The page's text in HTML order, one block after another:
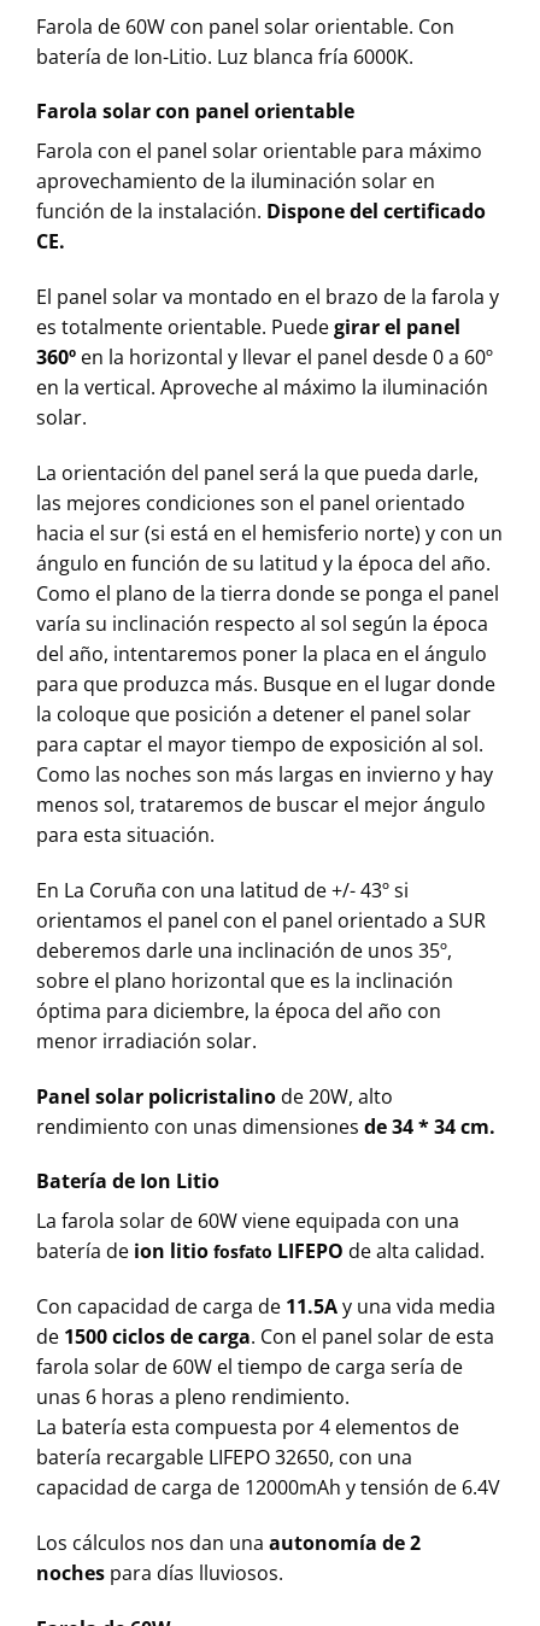
Farola de 60W con panel solar orientable. Con
batería de Ion-Litio. Luz blanca fría 6000K.
Farola solar con panel orientable
Farola con el panel solar orientable para máximo
aprovechamiento de la iluminación solar en
función de la instalación. Dispone del certificado
CE.
El panel solar va montado en el brazo de la farola y
es totalmente orientable. Puedegirar el panel
360º en la horizontal y llevar el panel desde 0 a 60º
en la vertical. Aproveche al máximo la iluminación
solar.
La orientación del panel será la que pueda darle,
las mejores condiciones son el panel orientado
hacia el sur (si está en el hemisferio norte) y con un
ángulo en función de su latitud y la época del año.
Como el plano de la tierra donde se ponga el panel
varía su inclinación respecto al sol según la época
del año, intentaremos poner la placa en el ángulo
para que produzca más. Busque en el lugar donde
la coloque que posición a detener el panel solar
para captar el mayor tiempo de exposición al sol.
Como las noches son más largas en invierno y hay
menos sol, trataremos de buscar el mejor ángulo
para esta situación.
En La Coruña con una latitud de +/- 43º si
orientamos el panel con el panel orientado a SUR
deberemos darle una inclinación de unos 35º,
sobre el plano horizontal que es la inclinación
óptima para diciembre, la época del año con
menor irradiación solar.
Panel solar policristalinode 20W, alto
rendimiento con unas dimensiones de 34 * 34 cm.
Batería de Ion Litio
La farola solar de 60W viene equipada con una
batería de ion litio fosfato LIFEPO de alta calidad.
Con capacidad de carga de 11.5Ay una vida media
de 1500 ciclos de carga. Con el panel solar de esta
farola solar de 60W el tiempo de carga sería de
unas 6 horas a pleno rendimiento.
La batería esta compuesta por 4 elementos de
batería recargable LIFEPO 32650, con una
capacidad de carga de 12000mAh y tensión de 6.4V
Los cálculos nos dan una autonomía de 2
noches para días lluviosos.